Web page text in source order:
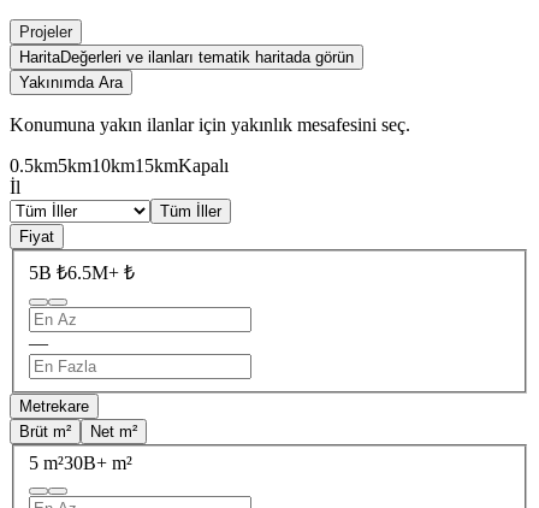
Projeler
HaritaDeğerleri ve ilanları tematik haritada görün
Yakınımda Ara
Konumuna yakın ilanlar için yakınlık mesafesini seç.
0.5km5km10km15kmKapalı
İl
Tüm İller
Fiyat
5B ₺6.5M+ ₺
—
Metrekare
Brüt m²
Net m²
5 m²30B+ m²